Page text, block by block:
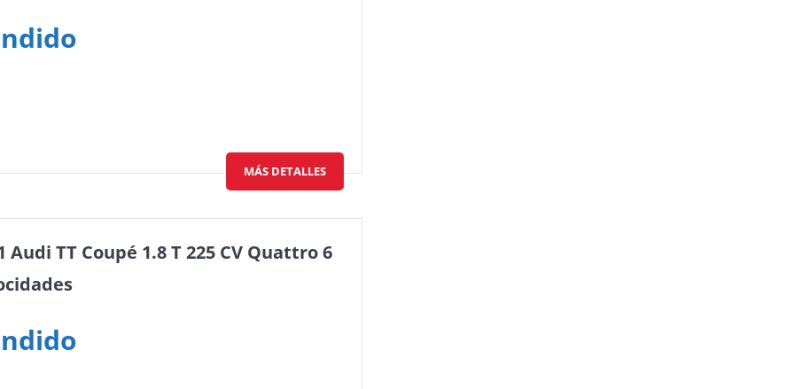
MÁS DETALLES
Audi TT Coupé 1.8 T 225 CV Quattro 6